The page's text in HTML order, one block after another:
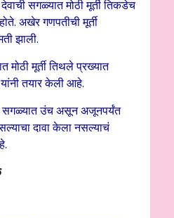
सगळ्यात मोठी मूर्ती तिकडेच
अखेर गणपतीची मूर्ती
झाली.
मोठी मूर्ती तिथले प्रख्यात
तयार केली आहे.
सगळ्यात उंच असून अजूनपर्यंत
दावा केला नसल्याचं